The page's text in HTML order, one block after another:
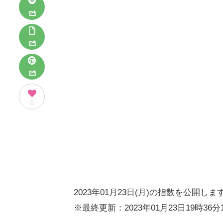
0
2023年01月23日(月)の指数を公開します
※最終更新：2023年01月23日19時36分